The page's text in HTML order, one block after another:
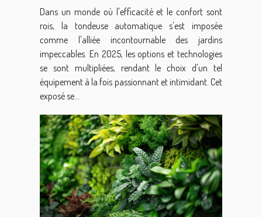
essentiels
Dans un monde où l'efficacité et le confort sont
rois, la tondeuse automatique s'est imposée
comme l'alliée incontournable des jardins
impeccables. En 2025, les options et technologies
se sont multipliées, rendant le choix d'un tel
équipement à la fois passionnant et intimidant. Cet
exposé se...